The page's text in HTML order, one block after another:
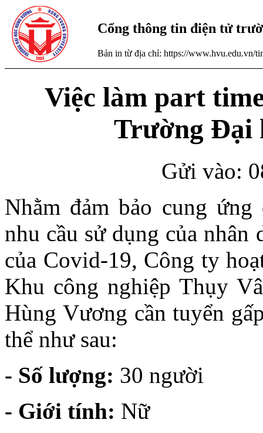
Cổng thông tin điện tử
Bản in từ địa chỉ: https://www.hvu.edu.vn/
Việc làm part
Trường Đại
Gửi vào:
Nhằm đảm bảo cung
nhu cầu sử dụng của
của Covid-19, Công ty
Khu công nghiệp Thụy
Hùng Vương cần tuyển
thể như sau:
- Số lượng: 30 người
- Giới tính: Nữ